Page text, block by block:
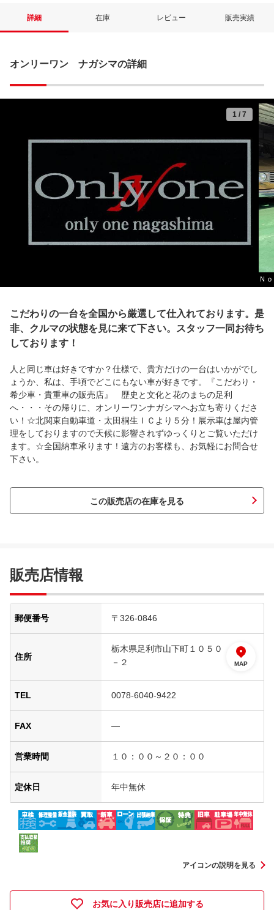
詳細 在庫 レビュー 販売実績
オンリーワン ナガシマの詳細
1 / 7
Ｎ
こだわりの一台を全国から厳選して仕入れております。是
非、クルマの状態を見に来て下さい。スタッフ一同お待ち
しております！
人と同じ車は好きですか？仕様で、貴方だけの一台はいかがでし
ょうか、私は、手頃でどこにもない車が好きです。『こだわり・
希少車・貴重車の販売店』 歴史と文化と花のまちの足利
へ・・・その帰りに、オンリーワンナガシマへお立ち寄りくださ
い！☆北関東自動車道・太田桐生ＩＣより５分！展示車は屋内管
理をしておりますので天候に影響されずゆっくりとご覧いただけ
ます。☆全国納車承ります！遠方のお客様も、お気軽にお問合せ
下さい。
この販売店の在庫を見る
販売店情報
郵便番号 〒326-0846
住所
栃木県足利市山下町１０５０
－２
MAP
TEL 0078-6040-9422
FAX ―
営業時間 １０：００～２０：００
定休日 年中無休
アイコンの説明を見る
お気に入り販売店に追加する